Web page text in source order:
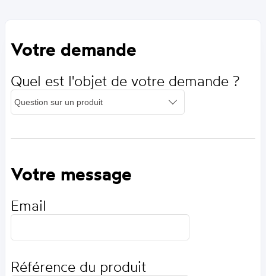
Votre demande
Quel est l'objet de votre demande ?
Votre message
Email
Référence du produit